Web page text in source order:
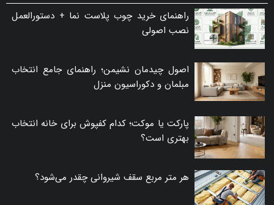
راهنمای خرید چوب پلاست نما + دستورالعمل
نصب اصولی
اصول چیدمان نشیمن؛ راهنمای جامع انتخاب
مبلمان و دکوراسیون منزل
پارکت یا موکت؛ کدام کفپوش برای خانه انتخاب
بهتری است؟
هر متر مربع سقف شیروانی چقدر می‌شود؟